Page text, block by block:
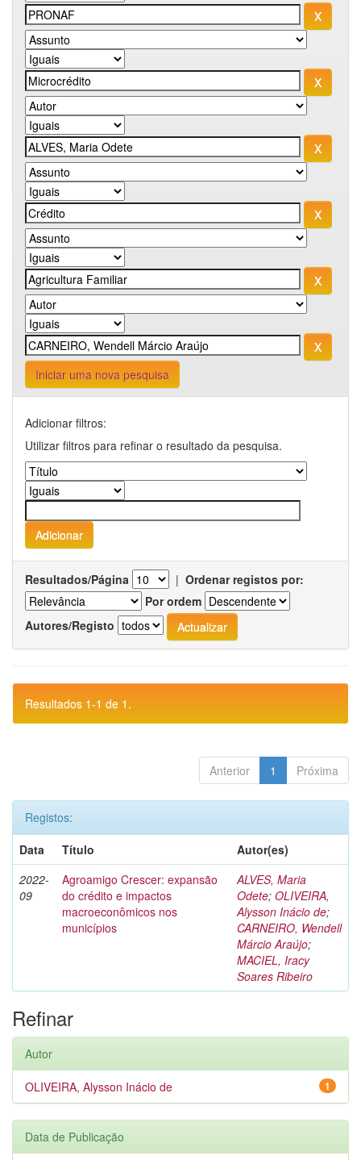
Iniciar uma nova pesquisa
Adicionar filtros:
Utilizar filtros para refinar o resultado da pesquisa.
Resultados/Página | Ordenar registos por:
Por ordem
Autores/Registo
Resultados 1-1 de 1.
Anterior 1 Próxima
Registos:
Data
Título
Autor(es)
2022-
09
Agroamigo Crescer: expansão
do crédito e impactos
macroeconômicos nos
municípios
ALVES, Maria
Odete; OLIVEIRA,
Alysson Inácio de;
CARNEIRO, Wendell
Márcio Araújo;
MACIEL, Iracy
Soares Ribeiro
Refinar
Autor
1
OLIVEIRA, Alysson Inácio de
Data de Publicação